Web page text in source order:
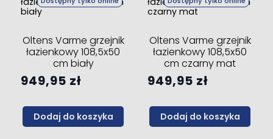
Oltens Varme grzejnik
łazienkowy 108,5x50
cm biały
949,95 zł
Dodaj do koszyka
Oltens Varme grzejnik
łazienkowy 108,5x50
cm czarny mat
949,95 zł
Dodaj do koszyka